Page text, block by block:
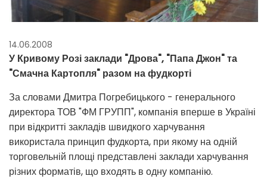
14.06.2008
У Кривому Розі заклади "Дрова", "Папа Джон" та
"Смачна Картопля" разом на фудкорті
За словами Дмитра Погребицького - генерального
директора ТОВ "ФМ ГРУПП", компанія вперше в Україні
при відкритті закладів швидкого харчування
використала принцип фудкорта, при якому на одній
торговельній площі представлені заклади харчування
різних форматів, що входять в одну компанію.